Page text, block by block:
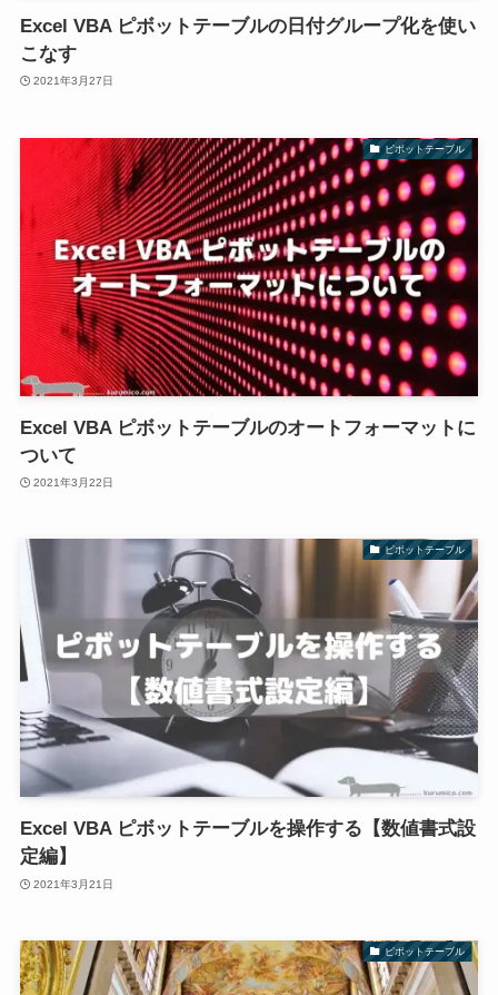
Excel VBA ピボットテーブルの日付グループ化を使い
こなす
2021年3月27日
ピボットテーブル
Excel VBA ピボットテーブルのオートフォーマットに
ついて
2021年3月22日
ピボットテーブル
Excel VBA ピボットテーブルを操作する【数値書式設
定編】
2021年3月21日
ピボットテーブル